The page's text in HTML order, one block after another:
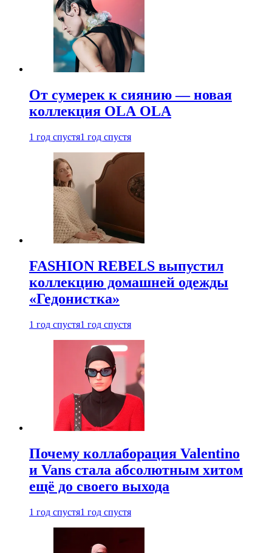
От сумерек к сиянию — новая
коллекция OLA OLA
1 год спустя1 год спустя
FASHION REBELS выпустил
коллекцию домашней одежды
«Гедонистка»
1 год спустя1 год спустя
Почему коллаборация Valentino
и Vans стала абсолютным хитом
ещё до своего выхода
1 год спустя1 год спустя